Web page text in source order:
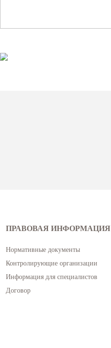
ПРАВОВАЯ ИНФОРМАЦИЯ
Нормативные документы
Контролирующие организации
Информация для специалистов
Договор